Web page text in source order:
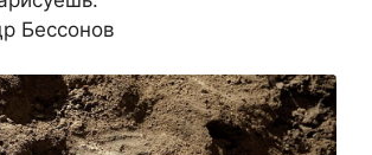
Бессонов